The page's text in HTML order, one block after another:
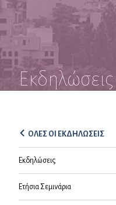
Εκδηλώσεις
ΟΛΕΣ ΟΙ ΕΚΔΗΛΩΣΕΙΣ
Εκδηλώσεις
Ετήσια Σεμινάρια